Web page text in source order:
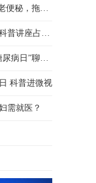
拖累好身体
占一席之地
尿病那些事儿
科普进微视
需就医？